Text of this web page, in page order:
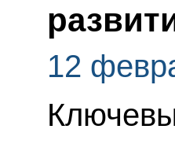
12